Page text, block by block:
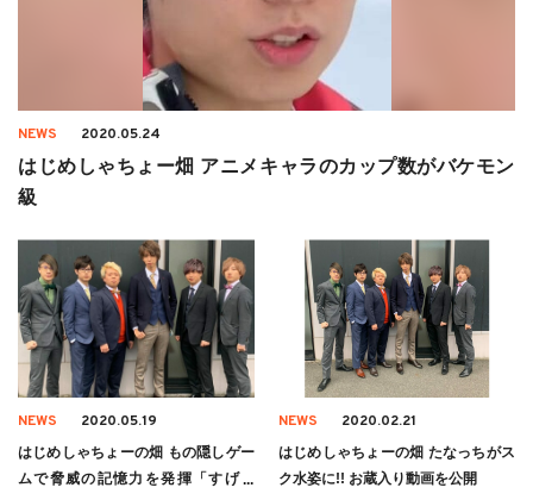
NEWS 2020.05.24
はじめしゃちょー畑 アニメキャラのカップ数がバケモン
級
NEWS 2020.05.19
はじめしゃちょーの畑 もの隠しゲー
ムで脅威の記憶力を発揮「すげえ
NEWS 2020.02.21
はじめしゃちょーの畑 たなっちがス
ク水姿に!! お蔵入り動画を公開